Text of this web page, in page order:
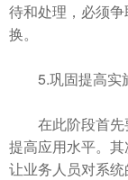
待和处理，必须
换。
5.巩固提高实
在此阶段首先
提高应用水平。
让业务人员对系